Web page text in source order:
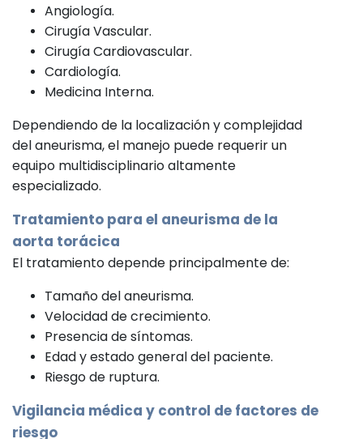
Angiología.
Cirugía Vascular.
Cirugía Cardiovascular.
Cardiología.
Medicina Interna.
Dependiendo de la localización y complejidad
del aneurisma, el manejo puede requerir un
equipo multidisciplinario altamente
especializado.
Tratamiento para el aneurisma de la
aorta torácica
El tratamiento depende principalmente de:
Tamaño del aneurisma.
Velocidad de crecimiento.
Presencia de síntomas.
Edad y estado general del paciente.
Riesgo de ruptura.
Vigilancia médica y control de factores de
riesgo